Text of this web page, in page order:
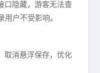
口隐藏，游客无法查
用户不受影响。
取消悬浮保存，优化